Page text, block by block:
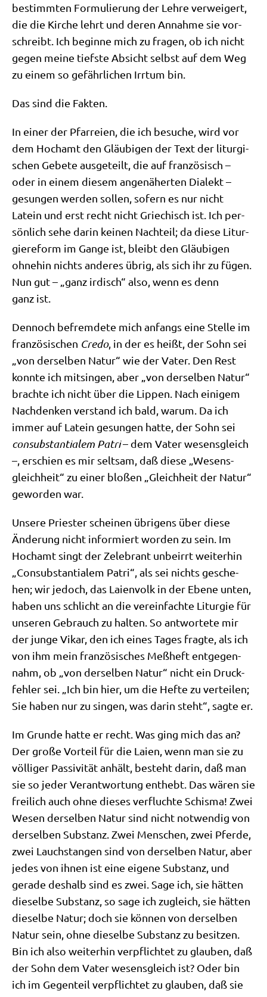
bestimm­ten For­mu­lie­rung der Leh­re ver­wei­gert,
die die Kir­che lehrt und deren Annah­me sie vor­
schreibt. Ich begin­ne mich zu fra­gen, ob ich nicht
gegen mei­ne tief­ste Absicht selbst auf dem Weg
zu einem so gefähr­li­chen Irr­tum bin.
Das sind die Fakten.
In einer der Pfar­rei­en, die ich besu­che, wird vor
dem Hoch­amt den Gläu­bi­gen der Text der lit­ur­gi­
schen Gebe­te aus­ge­teilt, die auf fran­zö­sisch –
oder in einem die­sem ange­nä­her­ten Dia­lekt –
gesun­gen wer­den sol­len, sofern es nur nicht
Latein und erst recht nicht Grie­chisch ist. Ich per­
sön­lich sehe dar­in kei­nen Nach­teil; da die­se Lit­ur­
gie­re­form im Gan­ge ist, bleibt den Gläu­bi­gen
ohne­hin nichts ande­res übrig, als sich ihr zu fügen.
Nun gut – „ganz irdisch“ also, wenn es denn
ganz ist.
Den­noch befrem­de­te mich anfangs eine Stel­le im
fran­zö­si­schen Cre­do, in der es heißt, der Sohn sei
„von der­sel­ben Natur“ wie der Vater. Den Rest
konn­te ich mit­sin­gen, aber „von der­sel­ben Natur“
brach­te ich nicht über die Lip­pen. Nach eini­gem
Nach­den­ken ver­stand ich bald, war­um. Da ich
immer auf Latein gesun­gen hat­te, der Sohn sei
con­sub­stan­tia­lem Patri– dem Vater wesens­gleich
–, erschien es mir selt­sam, daß die­se „Wesens­
gleich­heit“ zu einer blo­ßen „Gleich­heit der Natur“
gewor­den war.
Unse­re Prie­ster schei­nen übri­gens über die­se
Ände­rung nicht infor­miert wor­den zu sein. Im
Hoch­amt singt der Zele­brant unbe­irrt wei­ter­hin
„Con­sub­stan­tia­lem Patri“, als sei nichts gesche­
hen; wir jedoch, das Lai­en­volk in der Ebe­ne unten,
haben uns schlicht an die ver­ein­fach­te Lit­ur­gie für
unse­ren Gebrauch zu hal­ten. So ant­wor­te­te mir
der jun­ge Vikar, den ich eines Tages frag­te, als ich
von ihm mein fran­zö­si­sches Meß­heft ent­ge­gen­
nahm, ob „von der­sel­ben Natur“ nicht ein Druck­
feh­ler sei. „Ich bin hier, um die Hef­te zu ver­tei­len;
Sie haben nur zu sin­gen, was dar­in steht“, sag­te er.
Im Grun­de hat­te er recht. Was ging mich das an?
Der gro­ße Vor­teil für die Lai­en, wenn man sie zu
völ­li­ger Pas­si­vi­tät anhält, besteht dar­in, daß man
sie so jeder Ver­ant­wor­tung ent­hebt. Das wären sie
frei­lich auch ohne die­ses ver­fluch­te Schis­ma! Zwei
Wesen der­sel­ben Natur sind nicht not­wen­dig von
der­sel­ben Sub­stanz. Zwei Men­schen, zwei Pfer­de,
zwei Lauch­s­tan­gen sind von der­sel­ben Natur, aber
jedes von ihnen ist eine eige­ne Sub­stanz, und
gera­de des­halb sind es zwei. Sage ich, sie hät­ten
die­sel­be Sub­stanz, so sage ich zugleich, sie hät­ten
die­sel­be Natur; doch sie kön­nen von der­sel­ben
Natur sein, ohne die­sel­be Sub­stanz zu besit­zen.
Bin ich also wei­ter­hin ver­pflich­tet zu glau­ben, daß
der Sohn dem Vater wesens­gleich ist? Oder bin
ich im Gegen­teil ver­pflich­tet zu glau­ben, daß sie